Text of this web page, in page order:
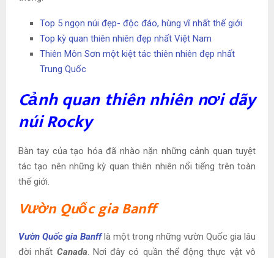
Top 5 ngọn núi đẹp- độc đáo, hùng vĩ nhất thế giới
Top kỳ quan thiên nhiên đẹp nhất Việt Nam
Thiên Môn Sơn một kiệt tác thiên nhiên đẹp nhất
Trung Quốc
Cảnh quan thiên nhiên nơi dãy
núi Rocky
Bàn tay của tạo hóa đã nhào nặn những cảnh quan tuyệt
tác tạo nên những kỳ quan thiên nhiên nổi tiếng trên toàn
thế giới.
Vườn Quốc gia Banff
Vườn Quốc gia Banff là một trong những vườn Quốc gia lâu
đời nhất Canada. Nơi đây có quần thể động thực vật vô